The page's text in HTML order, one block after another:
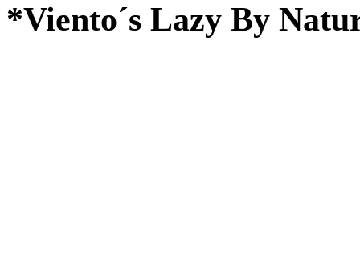
*Viento´s Lazy By